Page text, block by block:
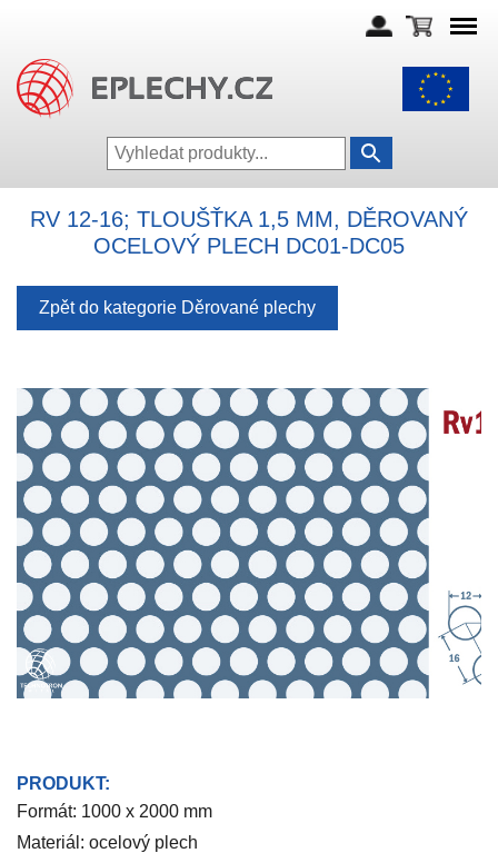
RV 12-16; TLOUŠŤKA 1,5 MM, DĚROVANÝ
OCELOVÝ PLECH DC01-DC05
Zpět do kategorie Děrované plechy
PRODUKT:
Formát: 1000 x 2000 mm
Materiál: ocelový plech